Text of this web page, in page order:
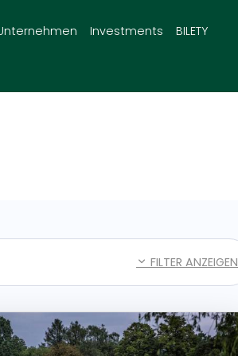
Investments BILETY
FILTER ANZEIGEN